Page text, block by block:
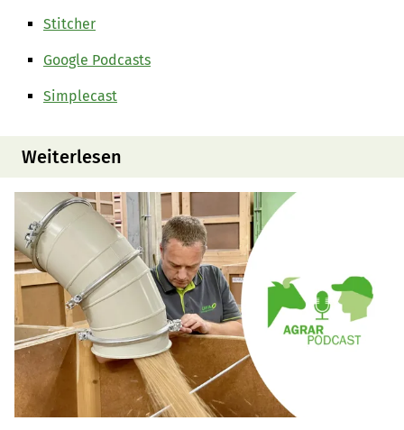
Stitcher
Google Podcasts
Simplecast
Weiterlesen